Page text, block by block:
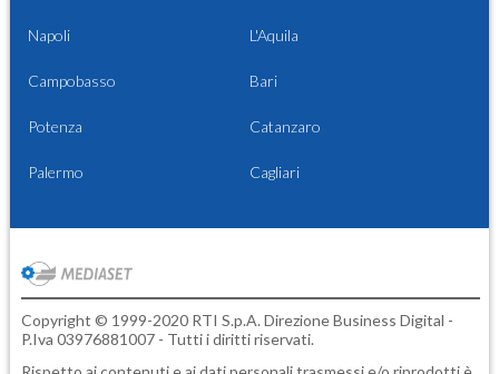
Napoli L'Aquila
Campobasso Bari
Potenza Catanzaro
Palermo Cagliari
Copyright © 1999-2020 RTI S.p.A. Direzione Business Digital -
P.Iva 03976881007 - Tutti i diritti riservati.